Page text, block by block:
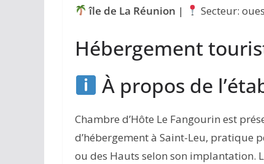
île de La Réunion | Secteur:
Hébergement
À propos de
Chambre d’Hôte Le Fangourin est
d’hébergement à Saint-Leu,
ou des Hauts selon son implantation.